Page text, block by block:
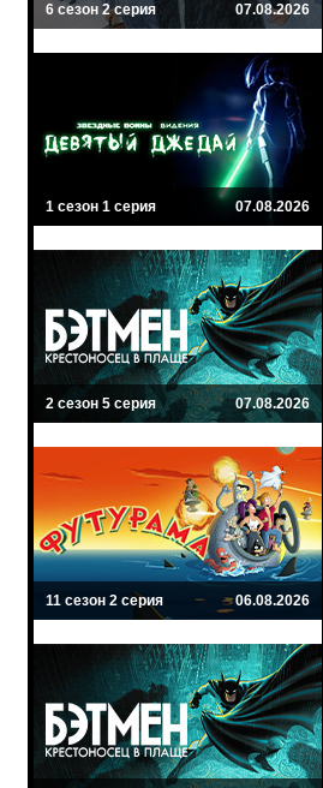
6 сезон 2 серия 07.08.2026
1 сезон 1 серия 07.08.2026
2 сезон 5 серия 07.08.2026
11 сезон 2 серия 06.08.2026